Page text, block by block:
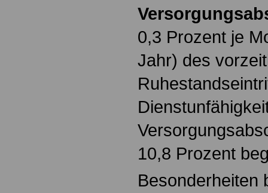
0,3 Prozent je
Jahr) des
10,8 Prozent
Besonderheiten